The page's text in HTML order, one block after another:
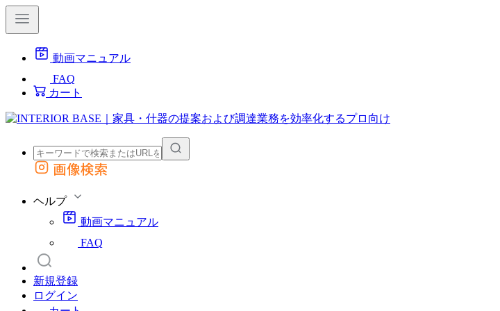
動画マニュアル
FAQ
カート
外部サイトの商品をカートに追加
画像検索
ヘルプ
動画マニュアル
FAQ
新規登録
ログイン